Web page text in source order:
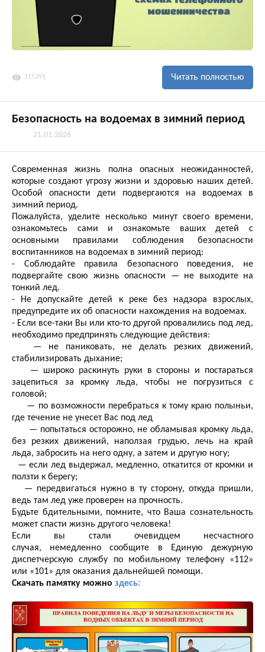
visibility 115391 Читать полностью
Безопасность на водоемах в зимний период
21.01.2026
Современная жизнь полна опасных неожиданностей,
которые создают угрозу жизни и здоровью наших детей.
Особой опасности дети подвергаются на водоемах в
зимний период.
Пожалуйста, уделите несколько минут своего времени,
ознакомьтесь сами и ознакомьте ваших детей с
основными правилами соблюдения безопасности
воспитанников на водоемах в зимний период:
- Соблюдайте правила безопасного поведения, не
подвергайте свою жизнь опасности — не выходите на
тонкий лед.
- Не допускайте детей к реке без надзора взрослых,
предупредите их об опасности нахождения на водоемах.
- Если все-таки Вы или кто-то другой провалились под лед,
необходимо предпринять следующие действия:
— не паниковать, не делать резких движений,
стабилизировать дыхание;
— широко раскинуть руки в стороны и постараться
зацепиться за кромку льда, чтобы не погрузиться с
головой;
— по возможности перебраться к тому краю полыньи,
где течение не унесет Вас под лед
— попытаться осторожно, не обламывая кромку льда,
без резких движений, наползая грудью, лечь на край
льда, забросить на него одну, а затем и другую ногу;
— если лед выдержал, медленно, откатится от кромки и
ползти к берегу;
— передвигаться нужно в ту сторону, откуда пришли,
ведь там лед уже проверен на прочность.
Будьте бдительными, помните, что Ваша сознательность
может спасти жизнь другого человека!
Если вы стали очевидцем несчастного
случая, немедленно сообщите в Единую дежурную
диспетчерскую службу по мобильному телефону «112»
или «101» для оказания дальнейшей помощи.
Скачать памятку можно здесь: